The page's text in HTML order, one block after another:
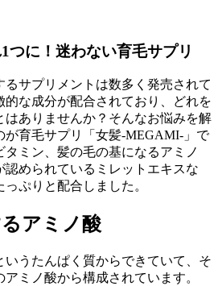
つに！迷わない育毛サプリ
サプリメントは数多く発売されて
的な成分が配合されており、どれを
はありませんか？そんなお悩みを解
が育毛サプリ「女髪-MEGAMI-」で
ミン、髪の毛の基になるアミノ
められているミレットエキスな
ぷりと配合しました。
アミノ酸
うたんぱく質からできていて、そ
ミノ酸から構成されています。